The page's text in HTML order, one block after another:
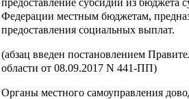
Федерации местным бюджетам,
предоставления социальных выплат.
(абзац введен постановлением
области от 08.09.2017 N 441-ПП)
Органы местного самоуправления